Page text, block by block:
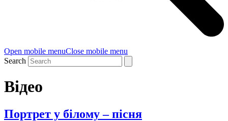
Open mobile menuClose mobile menu
Search
Відео
Портрет у білому – пісня